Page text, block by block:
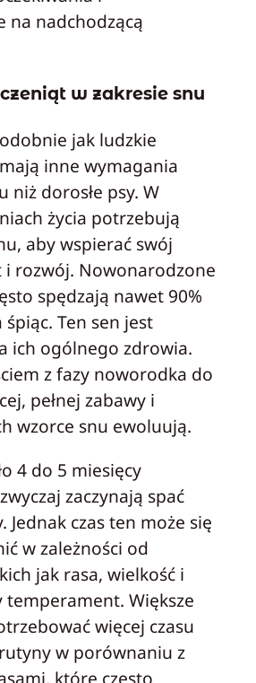
na nadchodzącą
w zakresie snu
jak ludzkie
inne wymagania
niż dorosłe psy. W
życia potrzebują
aby wspierać swój
i rozwój. Nowonarodzone
spędzają nawet 90%
Ten sen jest
ich ogólnego zdrowia.
z fazy noworodka do
pełnej zabawy i
wzorce snu ewoluują.
4 do 5 miesięcy
zaczynają spać
Jednak czas ten może się
w zależności od
jak rasa, wielkość i
Większe
więcej czasu
w porównaniu z
które często